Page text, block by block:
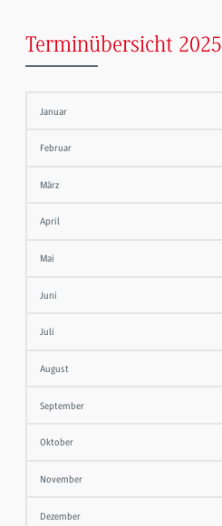
Terminübersicht 2025
Januar
Februar
März
April
Mai
Juni
Juli
August
September
Oktober
November
Dezember